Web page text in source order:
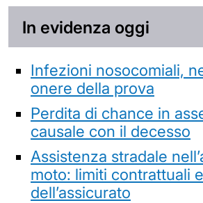
In evidenza oggi
Infezioni nosocomiali,
onere della prova
Perdita di chance in
causale con il decesso
Assistenza stradale
moto: limiti contrattuali
dell’assicurato